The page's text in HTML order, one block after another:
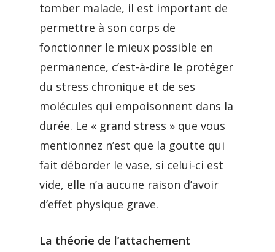
tomber malade, il est important de
permettre à son corps de
fonctionner le mieux possible en
permanence, c’est-à-dire le protéger
du stress chronique et de ses
molécules qui empoisonnent dans la
durée. Le « grand stress » que vous
mentionnez n’est que la goutte qui
fait déborder le vase, si celui-ci est
vide, elle n’a aucune raison d’avoir
d’effet physique grave.
La théorie de l’attachement